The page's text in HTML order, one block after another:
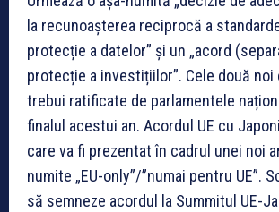
la recunoașterea reciprocă a
protecție a datelor” și un „acord
protecție a investițiilor”. Cele două noi
trebui ratificate de parlamentele
finalul acestui an. Acordul UE cu
care va fi prezentat în cadrul unei noi
numite „EU-only”/”numai pentru UE”.
să semneze acordul la Summitul UE-